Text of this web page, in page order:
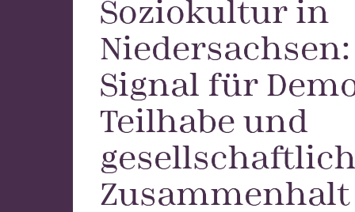
Soziokultur in
Signal für
Teilhabe und
Zusammenhalt